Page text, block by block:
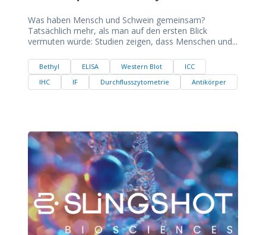
Was haben Mensch und Schwein gemeinsam?
Tatsächlich mehr, als man auf den ersten Blick
vermuten würde: Studien zeigen, dass Menschen und...
Bethyl ELISA Western Blot
ICC
IHC
IF Durchflusszytometrie Antikörper